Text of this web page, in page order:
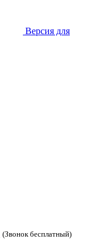
Версия для
(Звонок бесплатный)